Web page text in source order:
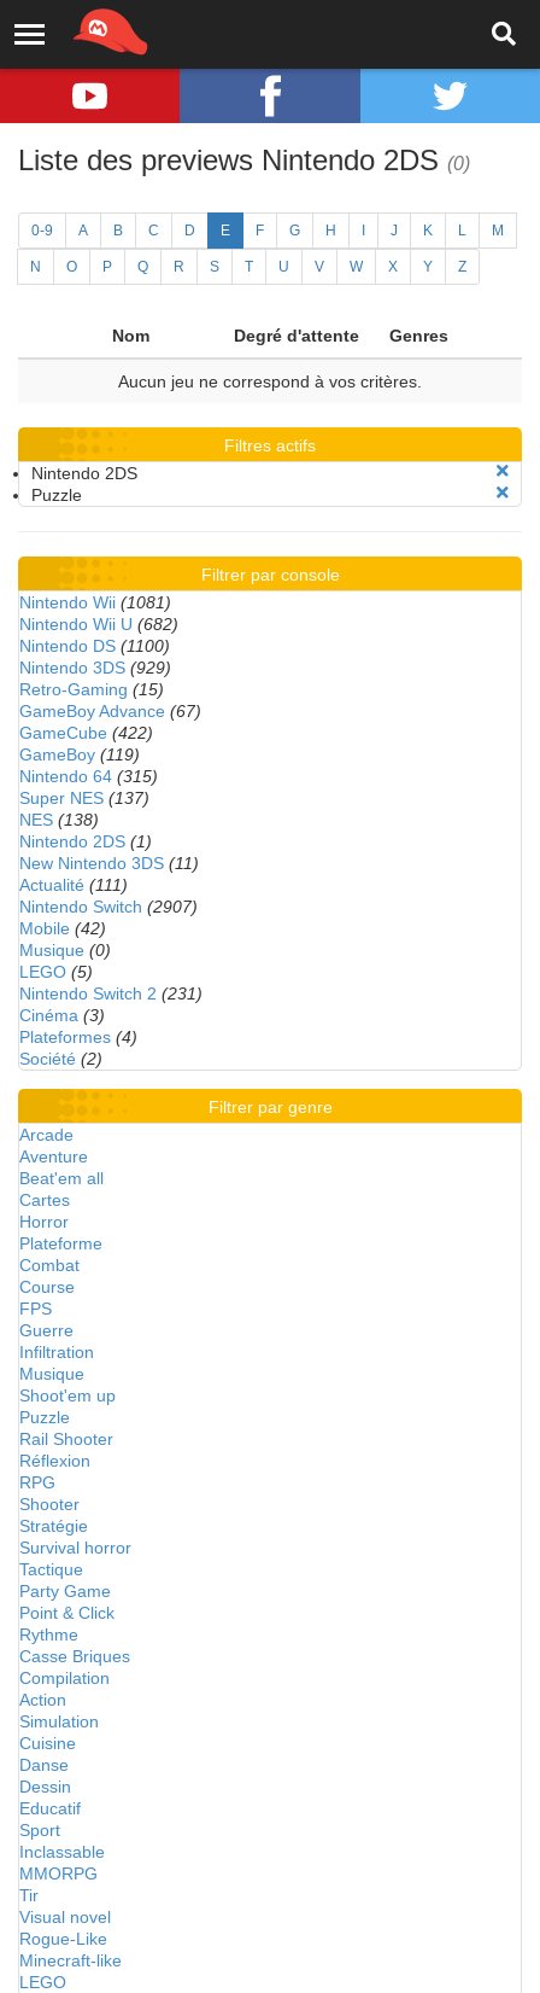
Liste des previews Nintendo 2DS (0)
0-9 A B C D E F G H J K L M
N O P Q R S T U V W X Y Z
Nom Degré d'attente Genres
Aucun jeu ne correspond à vos critères.
Filtres actifs
Nintendo 2DS
Puzzle
Filtrer par console
Nintendo Wii (1081)
Nintendo Wii U (682)
Nintendo DS (1100)
Nintendo 3DS (929)
Retro-Gaming (15)
GameBoy Advance (67)
GameCube (422)
GameBoy (119)
Nintendo 64 (315)
Super NES (137)
NES (138)
Nintendo 2DS (1)
New Nintendo 3DS (11)
Actualité (111)
Nintendo Switch (2907)
Mobile (42)
Musique (0)
LEGO (5)
Nintendo Switch 2 (231)
Cinéma (3)
Plateformes (4)
Société (2)
Filtrer par genre
Arcade
Aventure
Beat'em all
Cartes
Horror
Plateforme
Combat
Course
FPS
Guerre
Infiltration
Musique
Shoot'em up
Puzzle
Rail Shooter
Réflexion
RPG
Shooter
Stratégie
Survival horror
Tactique
Party Game
Point & Click
Rythme
Casse Briques
Compilation
Action
Simulation
Cuisine
Danse
Dessin
Educatif
Sport
Inclassable
MMORPG
Tir
Visual novel
Rogue-Like
Minecraft-like
LEGO